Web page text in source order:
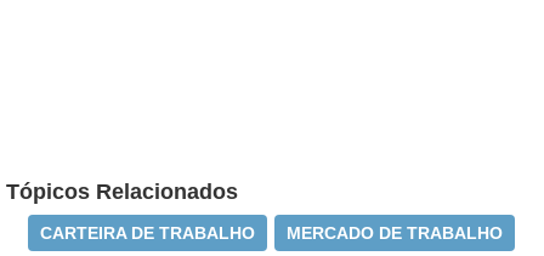
Tópicos Relacionados
CARTEIRA DE TRABALHO MERCADO DE TRABALHO